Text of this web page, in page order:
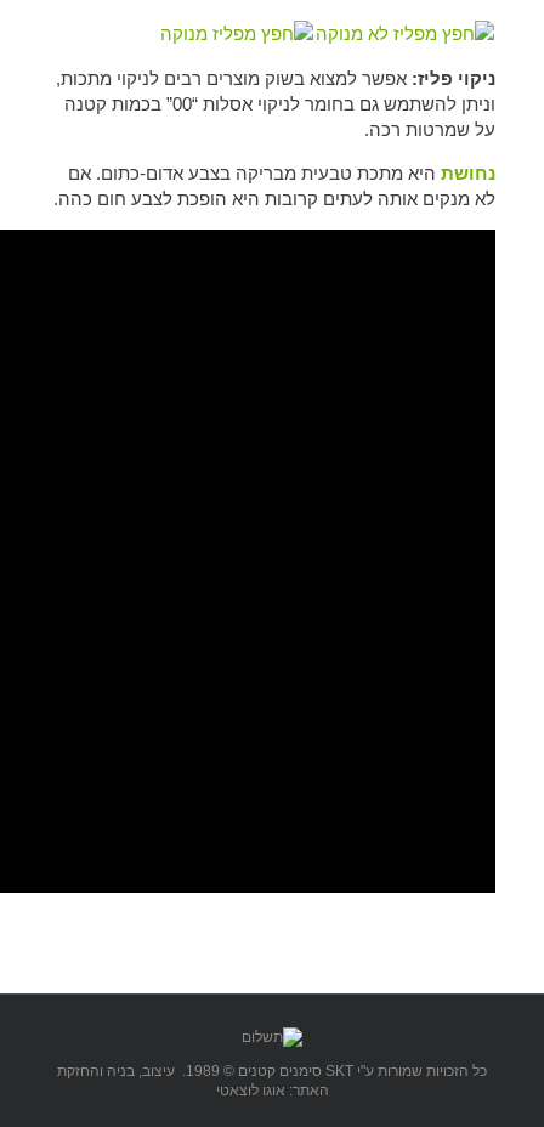
ניקוי פליז: אפשר למצוא בשוק מוצרים רבים לניקוי מתכות,
וניתן להשתמש גם בחומר לניקוי אסלות “00” בכמות קטנה
על שמרטות רכה.
נחושת היא מתכת טבעית מבריקה בצבע אדום-כתום. אם
לא מנקים אותה לעתים קרובות היא הופכת לצבע חום כהה.
כל הזכויות שמורות ע"י SKT סימנים קטנים © 1989. עיצוב, בניה והחזקת
האתר: אוגו לוצאטי